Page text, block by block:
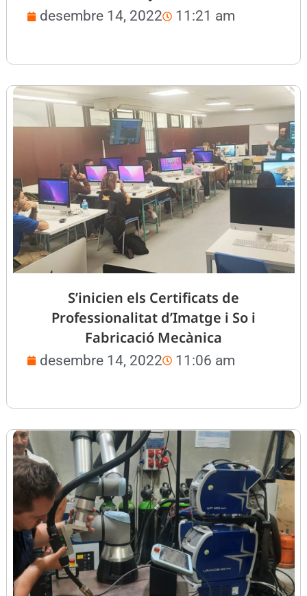
desembre 14, 2022 11:21 am
S’inicien els Certificats de
Professionalitat d’Imatge i So i
Fabricació Mecànica
desembre 14, 2022 11:06 am